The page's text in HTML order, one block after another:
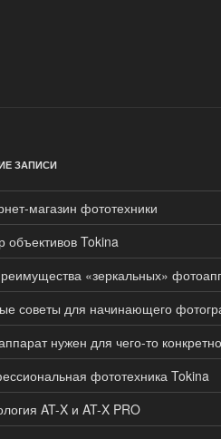
ЗАПИСИ
магазин фототехники
объективов Tokina
«зеркальных»
советы для начинающего
нужен для чего-то
фототехника Tokina
AT-X и AT-X PRO